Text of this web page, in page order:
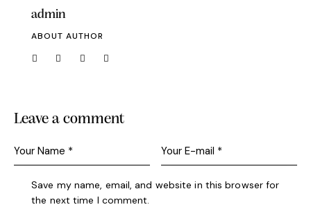
admin
ABOUT AUTHOR
Leave a comment
Save my name, email, and website in this browser for
the next time I comment.